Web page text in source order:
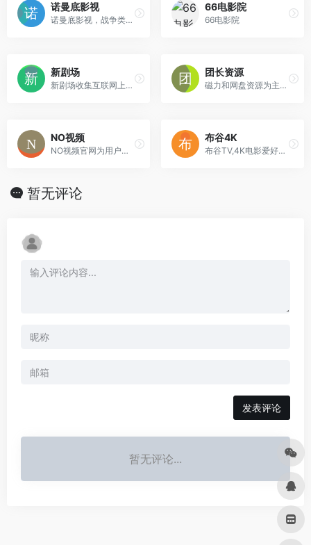
诺曼底影视
诺曼底影视，战争类资源的聚集地，需注册才行，资源类型有网盘、磁力等等。
66电影院
66电影院
新剧场
新剧场收集互联网上热播电视剧，好看电影，最新动漫、综艺等影视和其他类的百度网盘资源，为大家提供一个百度云网盘的免费下载平台，提供各类影视百度网盘资源下载。
团长资源
磁力和网盘资源为主，有一点点广告。
NO视频
NO视频官网为用户提供及时的海外热门剧集在线观看，友好无广告，致力于最轻松的追剧体验。
布谷4K
布谷TV,4K电影爱好者基地,免费下载4K电影,4K蓝光原盘,4K电视剧,4K杜比视界,4K纪录片,4K演示片
暂无评论
发表评论
暂无评论...